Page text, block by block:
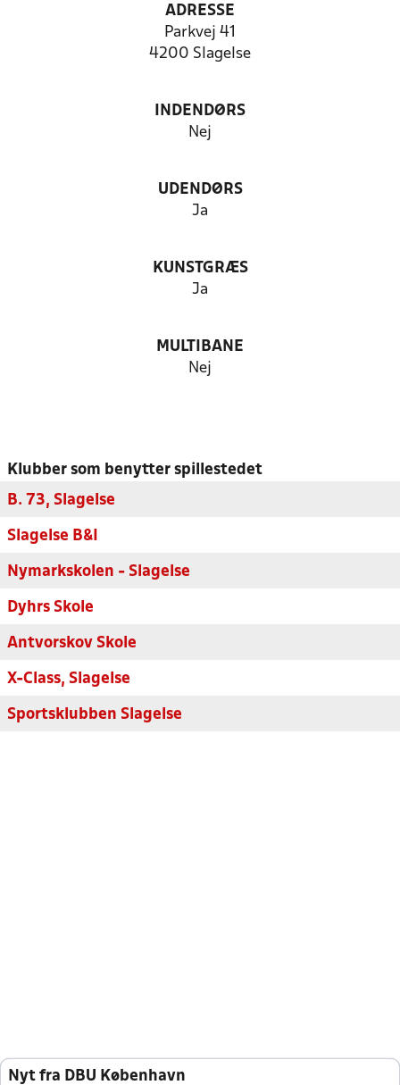
ADRESSE
Parkvej 41
4200 Slagelse
INDENDØRS
Nej
UDENDØRS
Ja
KUNSTGRÆS
Ja
MULTIBANE
Nej
Klubber som benytter spillestedet
B. 73, Slagelse
Slagelse B&I
Nymarkskolen - Slagelse
Dyhrs Skole
Antvorskov Skole
X-Class, Slagelse
Sportsklubben Slagelse
Nyt fra DBU København